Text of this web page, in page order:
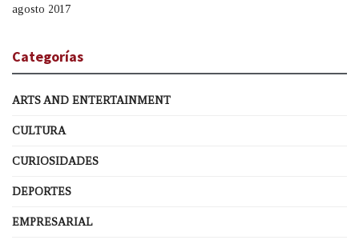
agosto 2017
Categorías
ARTS AND ENTERTAINMENT
CULTURA
CURIOSIDADES
DEPORTES
EMPRESARIAL